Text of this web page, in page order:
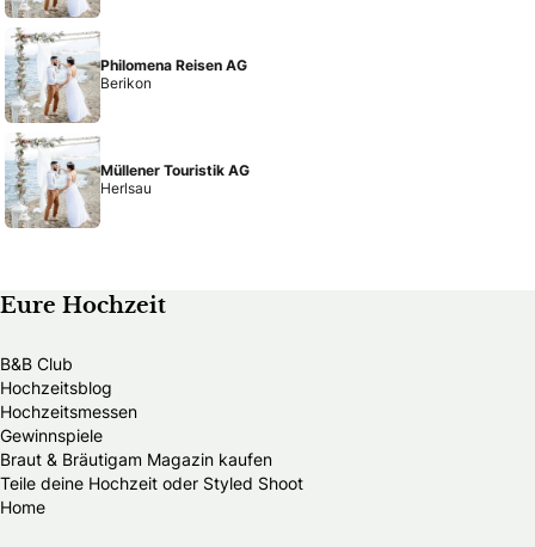
Philomena Reisen AG
Berikon
Müllener Touristik AG
Herlsau
Eure Hochzeit
B&B Club
Hochzeitsblog
Hochzeitsmessen
Gewinnspiele
Braut & Bräutigam Magazin kaufen
Teile deine Hochzeit oder Styled Shoot
Home